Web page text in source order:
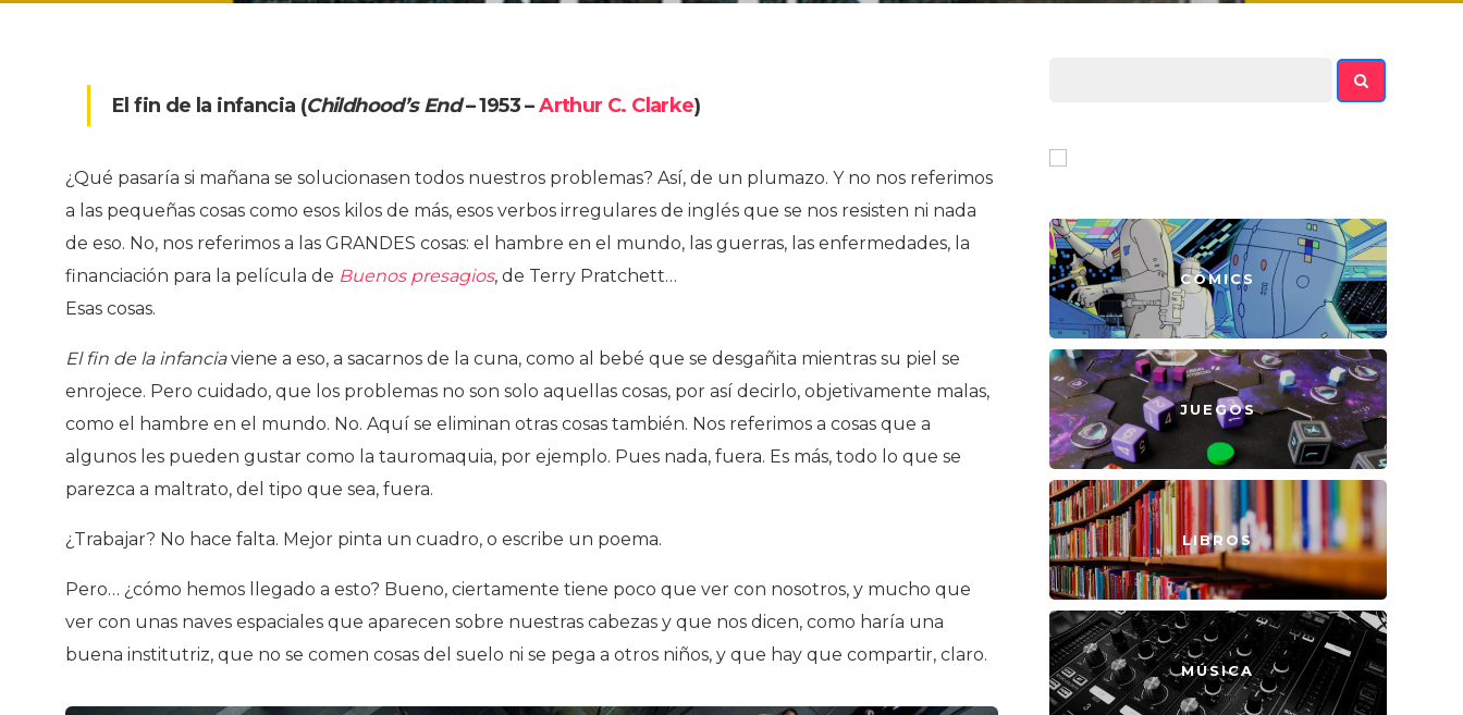
El fin de la infancia (Childhood’s End– 1953 –Arthur C. Clarke)
¿Qué pasaría si mañana se solucionasen todos nuestros problemas? Así, de un plumazo. Y no nos referimos
a las pequeñas cosas como esos kilos de más, esos verbos irregulares de inglés que se nos resisten ni nada
de eso. No, nos referimos a las GRANDES cosas: el hambre en el mundo, las guerras, las enfermedades, la
financiación para la película de Buenos presagios, de Terry Pratchett…
Esas cosas.
El fin de la infanciaviene a eso, a sacarnos de la cuna, como al bebé que se desgañita mientras su piel se
enrojece. Pero cuidado, que los problemas no son solo aquellas cosas, por así decirlo, objetivamente malas,
como el hambre en el mundo. No. Aquí se eliminan otras cosas también. Nos referimos a cosas que a
algunos les pueden gustar como la tauromaquia, por ejemplo. Pues nada, fuera. Es más, todo lo que se
parezca a maltrato, del tipo que sea, fuera.
¿Trabajar? No hace falta. Mejor pinta un cuadro, o escribe un poema.
Pero… ¿cómo hemos llegado a esto? Bueno, ciertamente tiene poco que ver con nosotros, y mucho que
ver con unas naves espaciales que aparecen sobre nuestras cabezas y que nos dicen, como haría una
buena institutriz, que no se comen cosas del suelo ni se pega a otros niños, y que hay que compartir, claro.
CÓMICS
JUEGOS
LIBROS
MÚSICA